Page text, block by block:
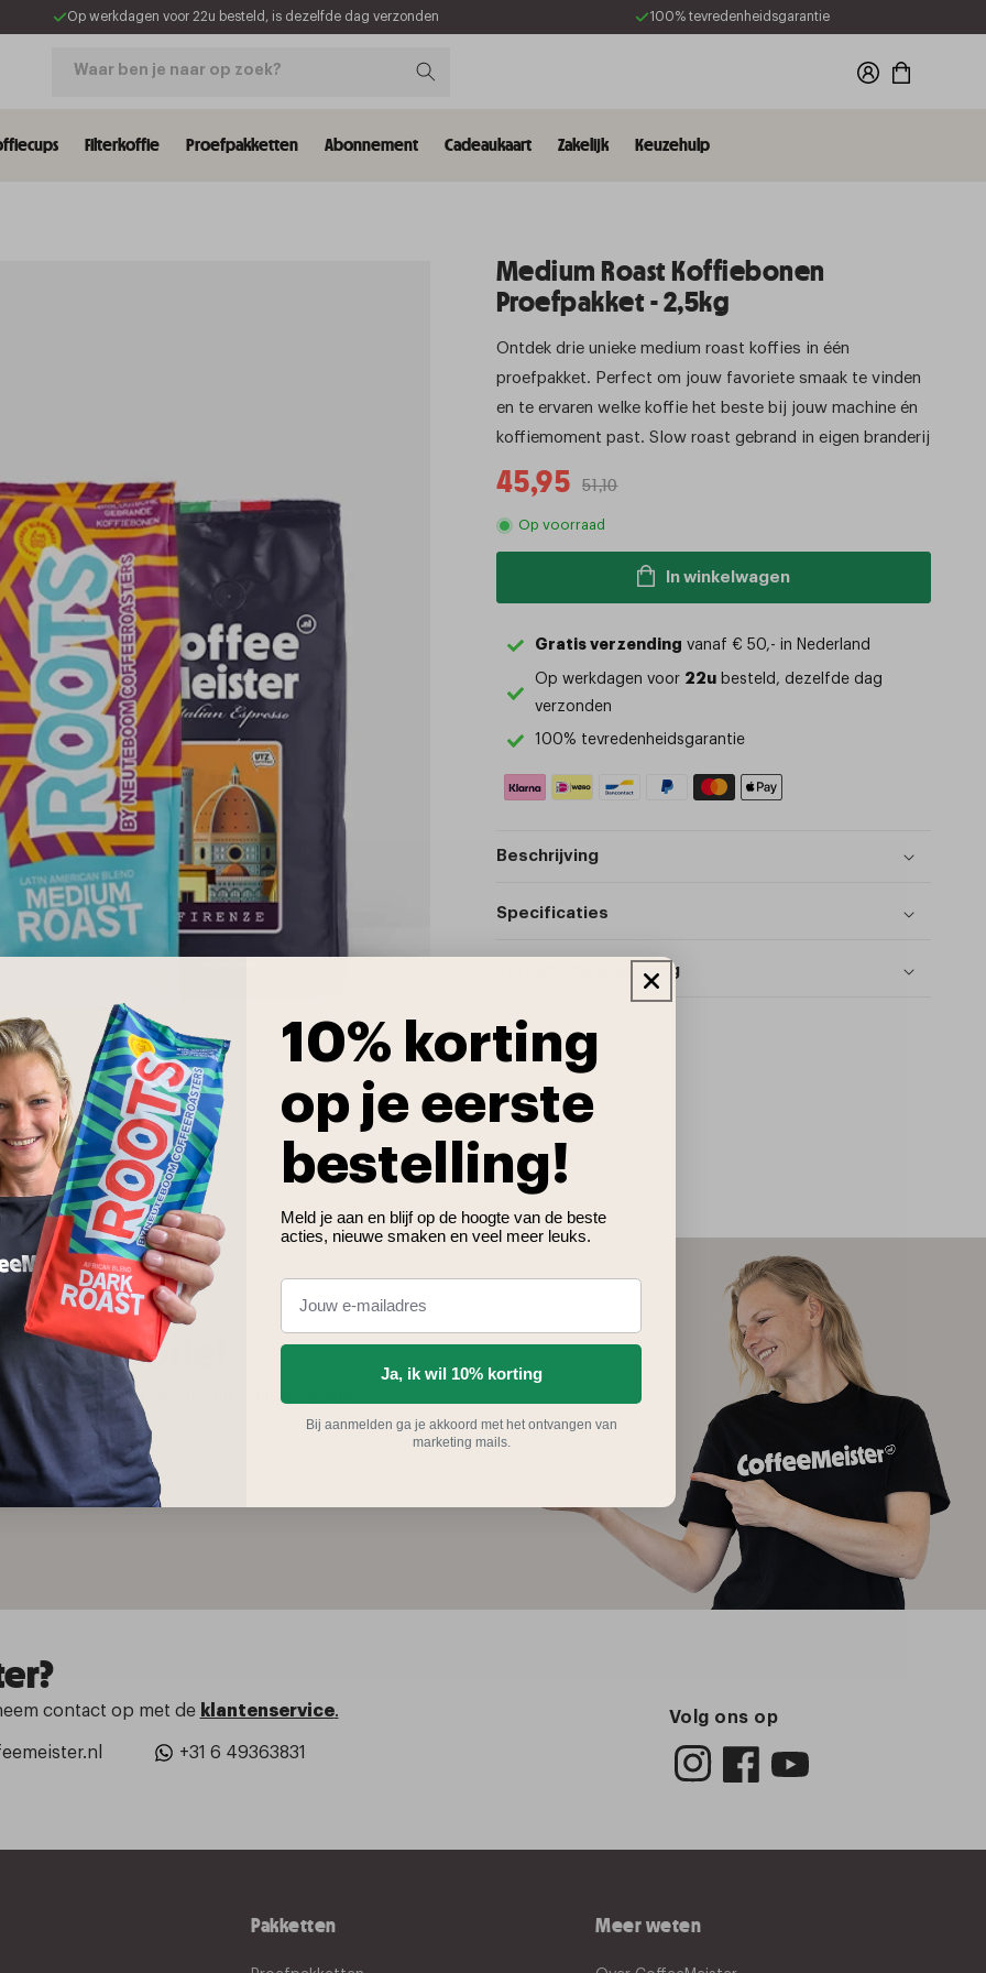
Op werkdagen voor 22u besteld, is dezelfde dag verzonden 100% tevredenheidsgarantie
Waar ben je naar op zoek? Winkelwagen
Filterkoffie Proefpakketten Abonnement Cadeaukaart Zakelijk Keuzehulp
Medium Roast Koffiebonen
Proefpakket - 2,5kg
Ontdek drie unieke medium roast koffies in één
proefpakket. Perfect om jouw favoriete smaak te vinden
en te ervaren welke koffie het beste bij jouw machine én
koffiemoment past. Slow roast gebrand in eigen branderij
Aanbiedingsprijs
45,95
Normale
prijs
51,10
Op voorraad
In winkelwagen
Gratis verzending vanaf € 50,- in Nederland
Op werkdagen voor 22ubesteld, dezelfde dag
verzonden
100% tevredenheidsgarantie
Beschrijving
Specificaties
Verzending & levering
nieuwsbrief
handige koffietips en koffierecepten!
contact op met de klantenservice.
+31 6 49363831
Volg ons op
Pakketten Meer weten
10% korting
op je eerste
bestelling!
Meld je aan en blijf op de hoogte van de beste
acties, nieuwe smaken en veel meer leuks.
Ja, ik wil 10% korting
Bij aanmelden ga je akkoord met het ontvangen van
marketing mails.